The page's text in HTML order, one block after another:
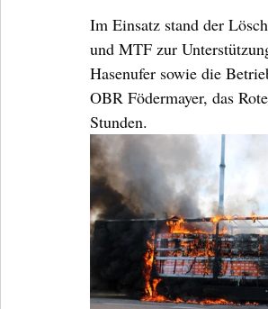
Im Einsatz stand der
und MTF zur
Hasenufer sowie die
OBR Födermayer, das
Stunden.